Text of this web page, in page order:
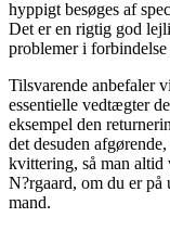
hyppigt besøges af
Det er en rigtig god
problemer i
Tilsvarende anbefaler
essentielle vedtægter
eksempel den
det desuden
kvittering, så man
N?rgaard, om du er
mand.